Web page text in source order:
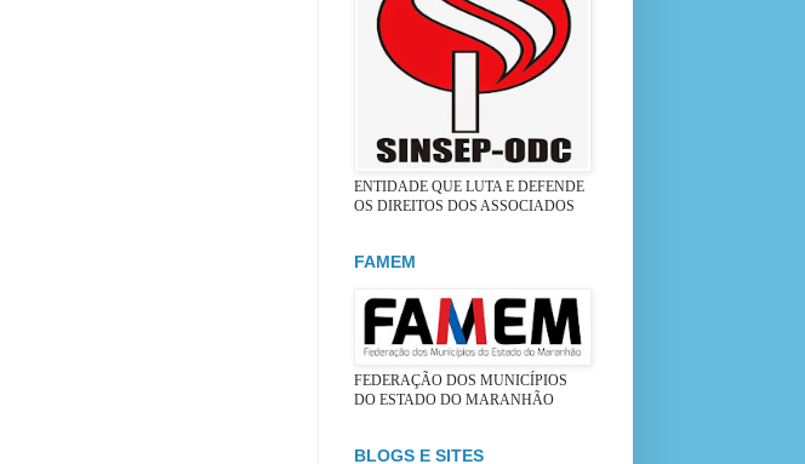
ENTIDADE QUE LUTA E DEFENDE
OS DIREITOS DOS ASSOCIADOS
FAMEM
FEDERAÇÃO DOS MUNICÍPIOS
DO ESTADO DO MARANHÃO
BLOGS E SITES